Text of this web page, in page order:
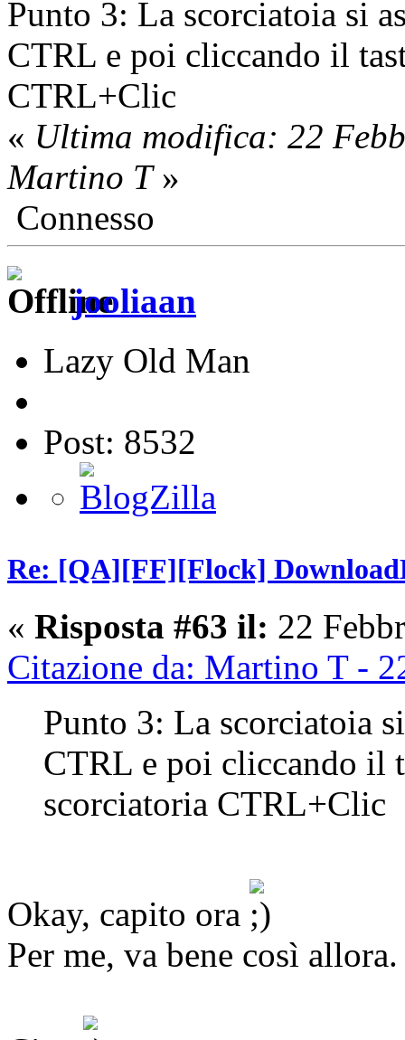
Punto 3: La scorciatoia si
CTRL e poi cliccando il
CTRL+Clic
« Ultima modifica: 22
Martino T»
Connesso
jooliaan
Lazy Old Man
Post: 8532
Re: [QA][FF][Flock]
« Risposta #63 il: 22
Citazione da: Martino T -
Punto 3: La scorciatoia
CTRL e poi cliccando il
scorciatoria CTRL+Clic
Okay, capito ora
Per me, va bene così allora.